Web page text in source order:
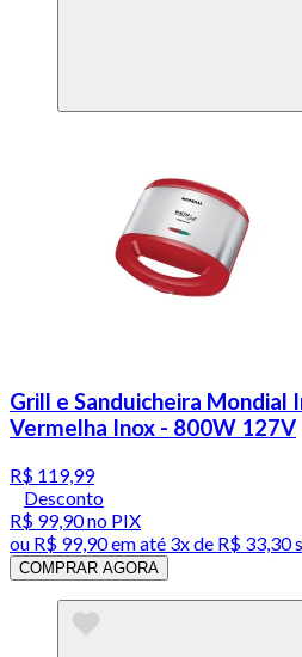
Grill e Sanduicheira Mondial
Vermelha Inox - 800W 127V
R$ 119,99
Desconto
R$ 99,90no PIX
ou R$ 99,90em até 3x de R$ 33,30
COMPRAR AGORA